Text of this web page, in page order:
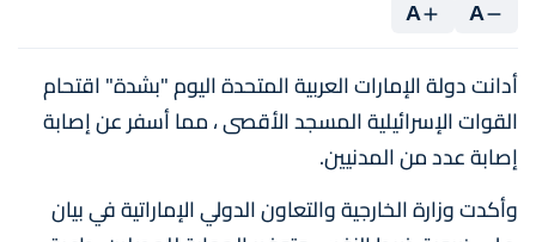
A
A
أدانت دولة الإمارات العربية المتحدة اليوم "بشدة" اقتحام
القوات الإسرائيلية المسجد الأقصى ، مما أسفر عن إصابة
إصابة عدد من المدنيين.
وأكدت وزارة الخارجية والتعاون الدولي الإماراتية في بيان